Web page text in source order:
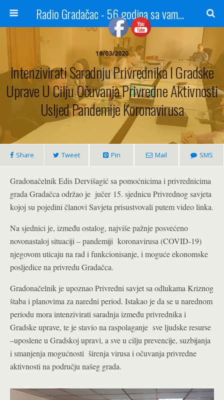
Radio Gradačac - 56 godina sa vama...
19/03/2020
Intenzivirati Saradnju Privrednika I Gradske
Uprave U Cilju Očuvanja Privredne Aktivnosti
Usljed Pandemije Koronavirusa
Share Tweet Pin Mail SMS
Gradonačelnik Edis Dervišagić sa pomoćnicima i privrednicima
grada Gradačca održao je jučer 15. sjednicu Privrednog savjeta
kojoj su pojedini članovi Savjeta prisustvovali putem video linka.
Na sjednici je, između ostalog, najviše pažnje posvećeno
novonastaloj situaciji – pandemiji koronavirusa (COVID-19)
njegovom uticaju na rad i funkcionisanje, i moguće ekonomske
posljedice na privredu Gradačca.
Gradonačelnik je upoznao Privredni savjet sa odlukama Kriznog
štaba i planovima za naredni period. Istakao je da se u narednom
periodu mora intenzivirati saradnja između privrednika i
Gradske uprave, te je stavio na raspolaganje sve ljudske resurse
–uposlene u Gradskoj upravi, a sve u cilju prevencije, suzbijanja
i smanjenja mogućnosti širenja virusa i očuvanja privredne
aktivnosti na području našeg grada.